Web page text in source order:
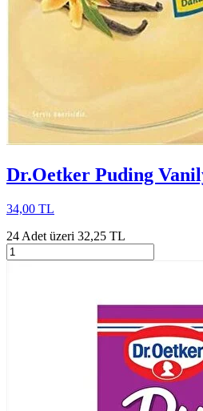
Dr.Oetker Puding
34,00 TL
24 Adet üzeri 32,25 TL